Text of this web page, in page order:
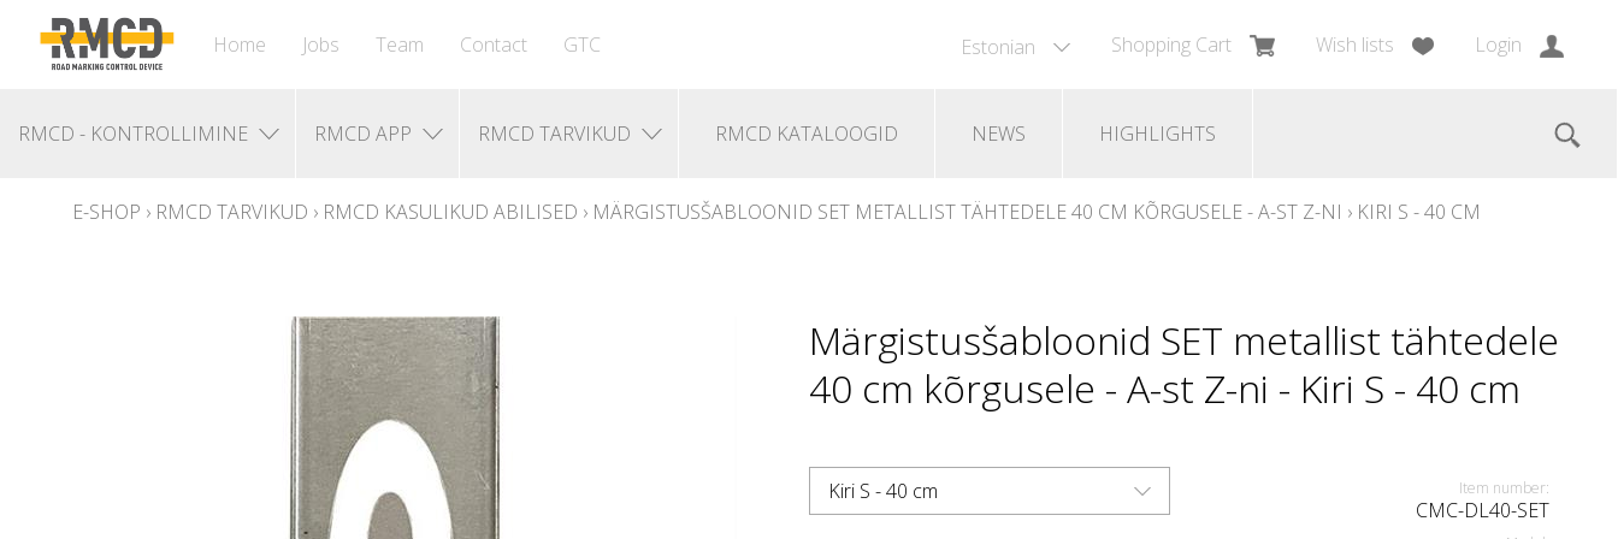
Estonian Shopping Cart Wish lists Login
Home Jobs Team Contact GTC
RMCD - KONTROLLIMINE RMCD APP RMCD TARVIKUD RMCD KATALOOGID NEWS HIGHLIGHTS
E-SHOP › RMCD TARVIKUD › RMCD KASULIKUD ABILISED › MÄRGISTUSŠABLOONID SET METALLIST TÄHTEDELE 40 CM KÕRGUSELE - A-ST Z-NI › KIRI S - 40 CM
Märgistusšabloonid SET metallist tähtedele
40 cm kõrgusele - A-st Z-ni - Kiri S - 40 cm
Kiri S - 40 cm Item number:
CMC-DL40-SET